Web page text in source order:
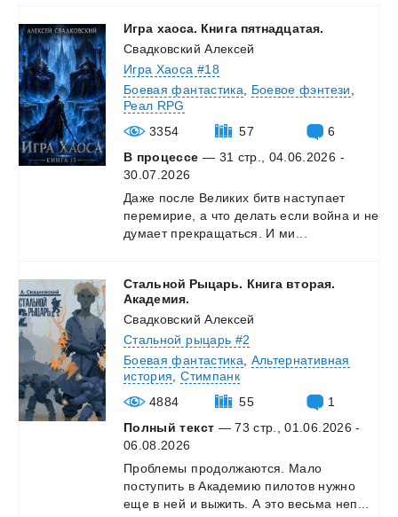
Игра хаоса. Книга пятнадцатая.
Свадковский Алексей
Игра Хаоса #18
Боевая фантастика
Боевое фэнтези
Реал RPG
3354
57
6
В процессе — 31 стр., 04.06.2026 -
30.07.2026
Даже после Великих битв наступает
перемирие, а что делать если война и не
думает прекращаться. И ми...
Стальной Рыцарь. Книга вторая.
Академия.
Свадковский Алексей
Стальной рыцарь #2
Боевая фантастика
Альтернативная
история ,Стимпанк
4884
55
1
Полный текст — 73 стр., 01.06.2026 -
06.08.2026
Проблемы продолжаются.
Мало
поступить в Академию пилотов нужно
еще в ней и выжить. А это весьма неп...